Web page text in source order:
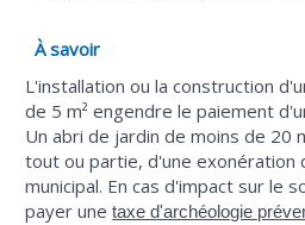
À savoir
L'installation ou la construction
de 5 m² engendre le paiement
Un abri de jardin de moins de 20
tout ou partie, d'une exonération
municipal. En cas d'impact sur le
payer unetaxe d'archéologie